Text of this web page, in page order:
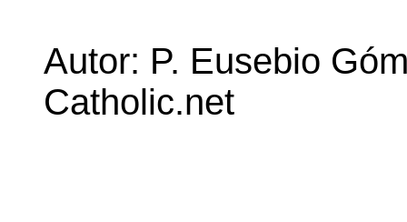
Autor: P. Eusebio
Catholic.net